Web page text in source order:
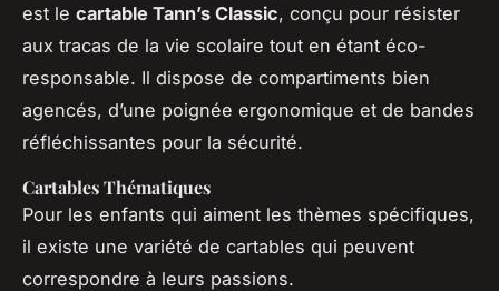
est le cartable Tann’s Classic, conçu pour résister
aux tracas de la vie scolaire tout en étant éco-
responsable. Il dispose de compartiments bien
agencés, d’une poignée ergonomique et de bandes
réfléchissantes pour la sécurité.
Cartables Thématiques
Pour les enfants qui aiment les thèmes spécifiques,
il existe une variété de cartables qui peuvent
correspondre à leurs passions.